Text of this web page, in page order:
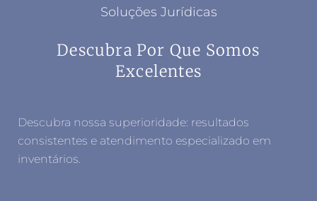
Soluções Jurídicas
Descubra Por Que Somos
Excelentes
Descubra nossa superioridade: resultados
consistentes e atendimento especializado em
inventários.